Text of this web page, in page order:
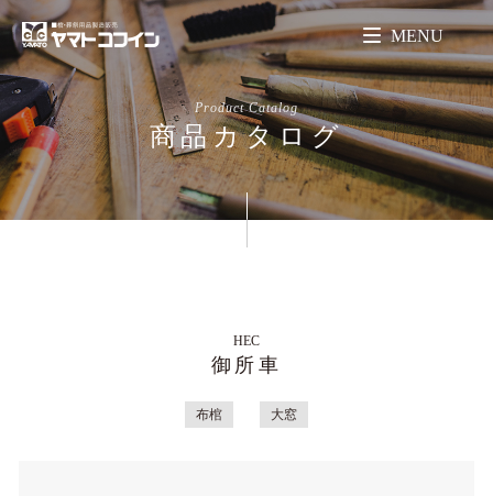
MENU
Product Catalog
商品カタログ
HEC
御所車
布棺 大窓